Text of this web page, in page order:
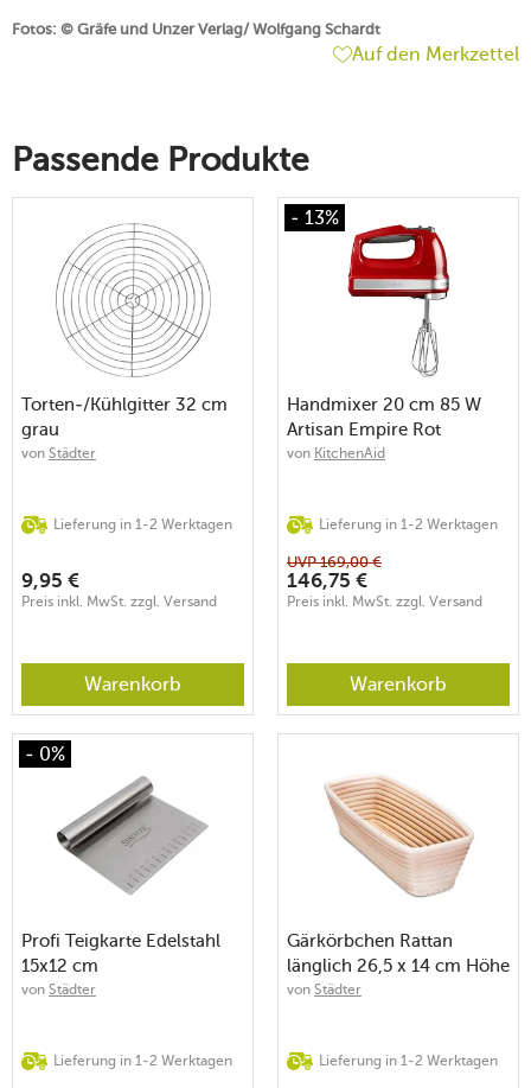
Fotos: © Gräfe und Unzer Verlag/ Wolfgang Schardt
Auf den Merkzettel
Passende Produkte
Torten-/Kühlgitter 32 cm
grau
von Städter
Lieferung in 1-2 Werktagen
9,95 €
Preis inkl. MwSt. zzgl. Versand
Warenkorb
- 13%
Handmixer 20 cm 85 W
Artisan Empire Rot
von KitchenAid
Lieferung in 1-2 Werktagen
UVP169,00 €
146,75 €
Preis inkl. MwSt. zzgl. Versand
Warenkorb
- 0%
Profi Teigkarte Edelstahl
15x12 cm
von Städter
Lieferung in 1-2 Werktagen
Gärkörbchen Rattan
länglich 26,5 x 14 cm Höhe
8 cm Füllmenge 1000g
von Städter
Lieferung in 1-2 Werktagen